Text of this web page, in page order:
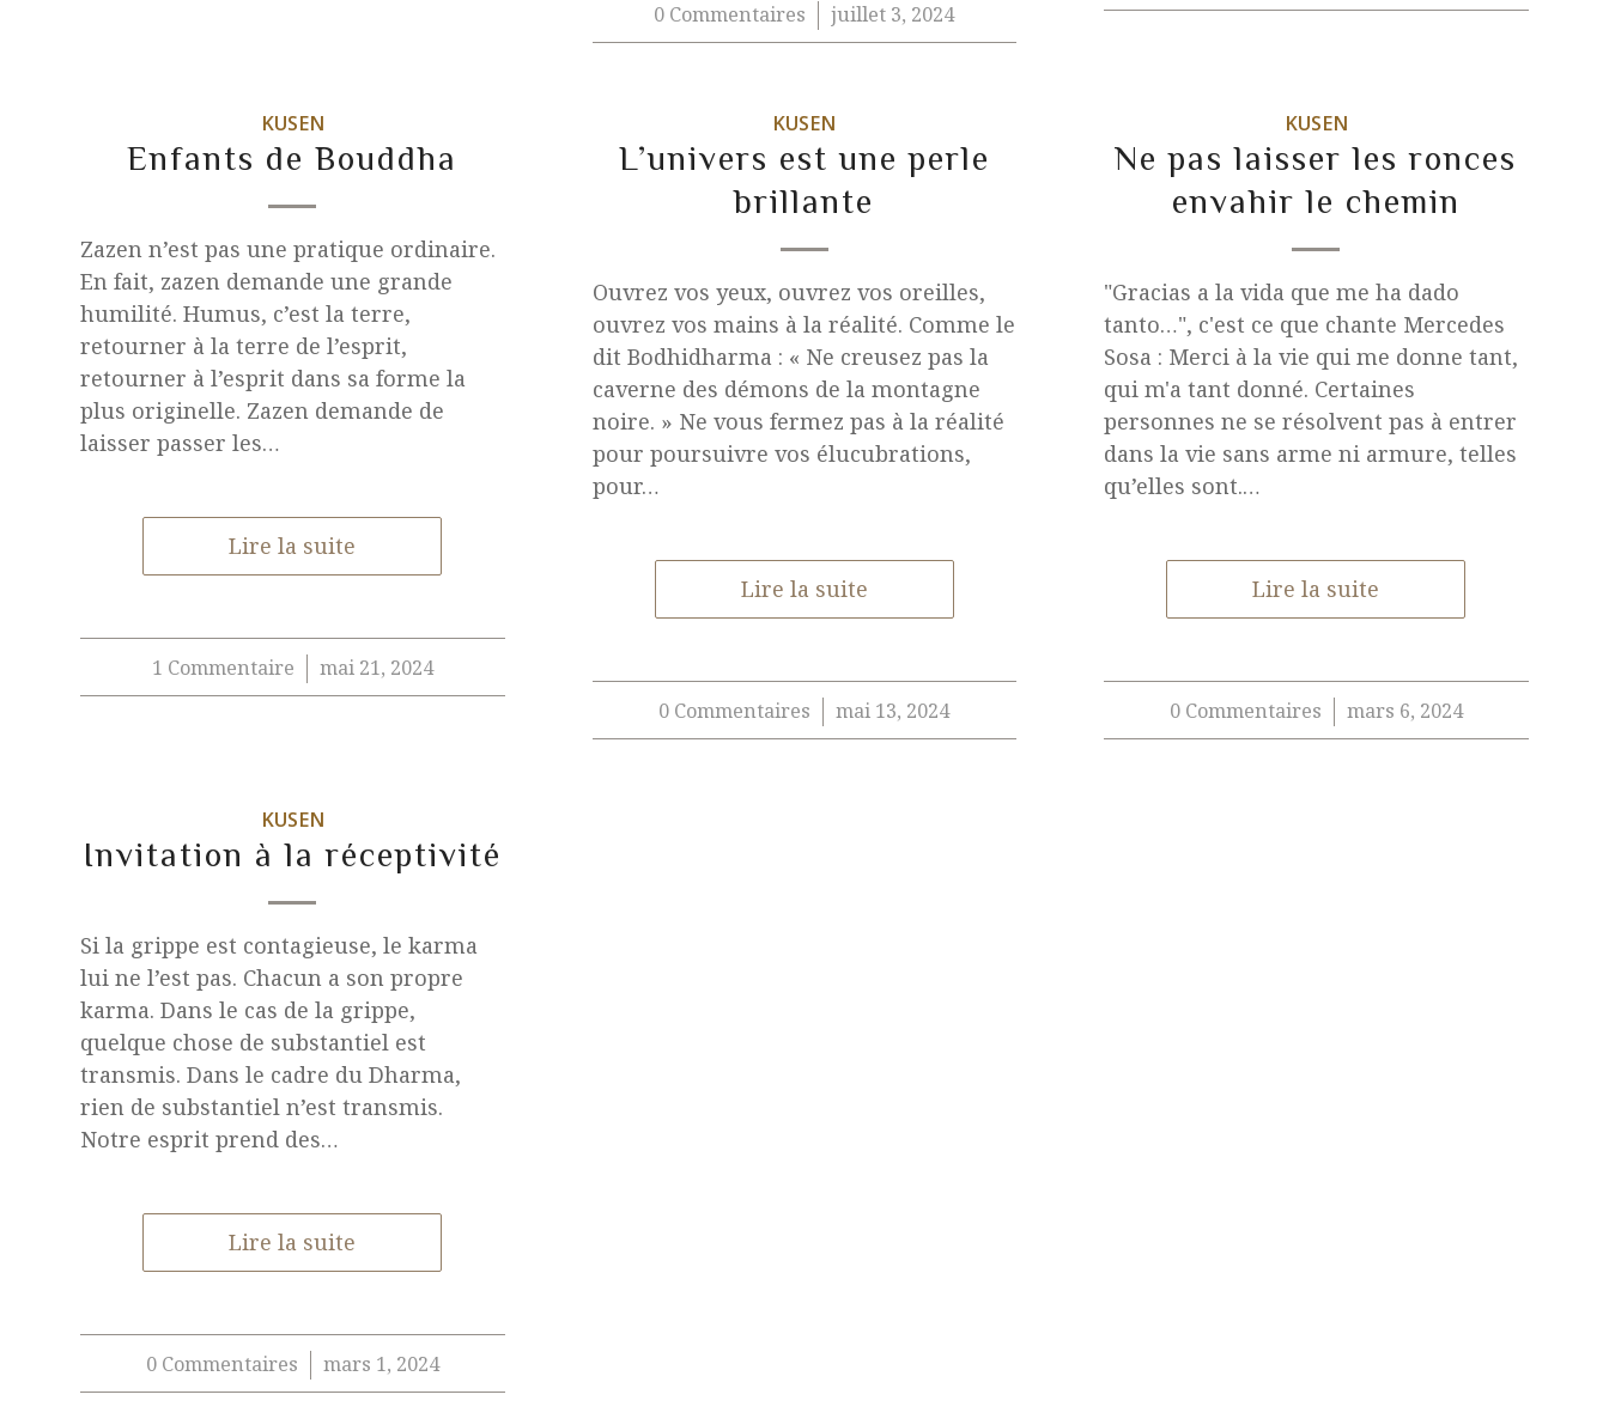
0 Commentaires
/ juillet 3, 2024
KUSEN
Enfants de Bouddha
Zazen n’est pas une pratique ordinaire.
En fait, zazen demande une grande
humilité. Humus, c’est la terre,
retourner à la terre de l’esprit,
retourner à l’esprit dans sa forme la
plus originelle. Zazen demande de
laisser passer les…
Lire la suite
1 Commentaire
/ mai 21, 2024
KUSEN
L’univers est une perle
brillante
Ouvrez vos yeux, ouvrez vos oreilles,
ouvrez vos mains à la réalité. Comme le
dit Bodhidharma : « Ne creusez pas la
caverne des démons de la montagne
noire. » Ne vous fermez pas à la réalité
pour poursuivre vos élucubrations,
pour…
Lire la suite
0 Commentaires
/ mai 13, 2024
KUSEN
Ne pas laisser les ronces
envahir le chemin
"Gracias a la vida que me ha dado
tanto…", c'est ce que chante Mercedes
Sosa : Merci à la vie qui me donne tant,
qui m'a tant donné. Certaines
personnes ne se résolvent pas à entrer
dans la vie sans arme ni armure, telles
qu’elles sont.…
Lire la suite
0 Commentaires
/ mars 6, 2024
KUSEN
Invitation à la réceptivité
Si la grippe est contagieuse, le karma
lui ne l’est pas. Chacun a son propre
karma. Dans le cas de la grippe,
quelque chose de substantiel est
transmis. Dans le cadre du Dharma,
rien de substantiel n’est transmis.
Notre esprit prend des…
Lire la suite
0 Commentaires
/ mars 1, 2024